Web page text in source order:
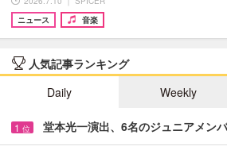
ニュース
音楽
人気記事ランキング
Daily
Weekly
1 位 堂本光一演出、6名のジュニアメン